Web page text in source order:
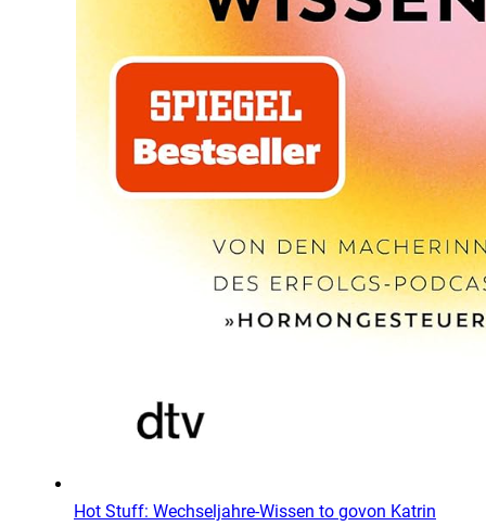
Hot Stuff: Wechseljahre-Wissen to govon Katrin